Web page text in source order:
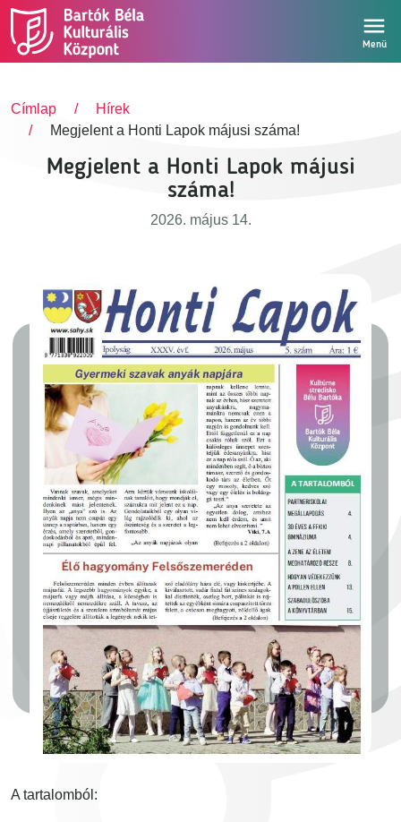
Ugrás a tartalomra
Menü
Címlap
Hírek
Megjelent a Honti Lapok májusi száma!
Megjelent a Honti Lapok májusi
száma!
2026. május 14.
A tartalomból: